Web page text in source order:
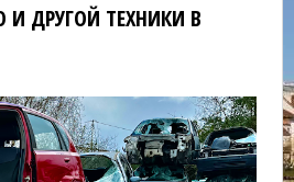
ДРУГОЙ ТЕХНИКИ В